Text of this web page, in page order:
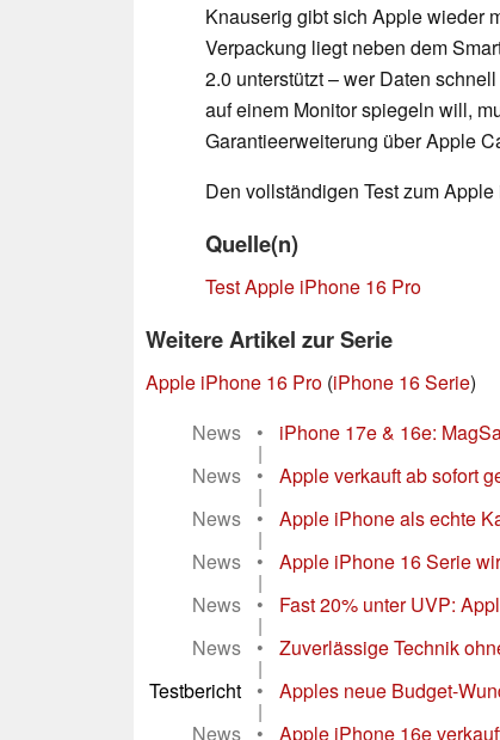
Knauserig gibt sich Apple wieder
Verpackung liegt neben dem
2.0 unterstützt – wer Daten
auf einem Monitor spiegeln will,
Garantieerweiterung über Apple
Den vollständigen Test zum
Quelle(n)
Test Apple iPhone 16 Pro
Weitere Artikel zur Serie
Apple iPhone 16 Pro (iPhone 16 Serie)
News
• iPhone 17e & 16e:
|
News
• Apple verkauft ab sofort
|
News
• Apple iPhone als echte
|
News
• Apple iPhone 16 Serie
|
News
• Fast 20% unter UVP:
|
News
• Zuverlässige Technik
|
Testbericht
• Apples neue Budget-
|
News
• Apple iPhone 16e